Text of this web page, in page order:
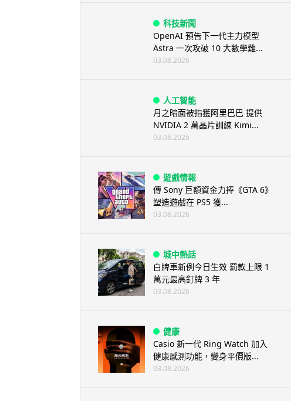
科技新聞
OpenAI 預告下一代主力模型
Astra 一次攻破 10 大數學難...
03.08.2026
人工智能
月之暗面被指獲阿里巴巴 提供
NVIDIA 2 萬晶片訓練 Kimi...
03.08.2026
遊戲情報
傳 Sony 巨額資金力捧《GTA 6》
塑造遊戲在 PS5 獲...
03.08.2026
城中熱話
白牌車新例今日生效 罰款上限 1
萬元最高釘牌 3 年
03.08.2026
健康
Casio 新一代 Ring Watch 加入
健康感測功能，變身平價版...
03.08.2026